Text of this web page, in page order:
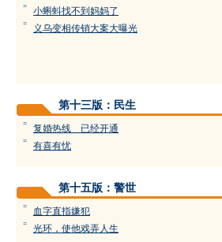
= 小蝌蚪找不到妈妈了
= 义乌变相传销大案大曝光
第十三版：民生
= 复婚热线 已经开通
= 有喜有忧
第十五版：警世
= 血字直指嫌犯
= 光环，使他戏弄人生